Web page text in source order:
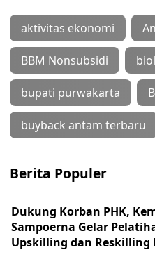
aktivitas ekonomi
BBM Nonsubsidi
bupati purwakarta
buyback antam terbaru
Berita Populer
Dukung Korban PHK,
Sampoerna Gelar
Upskilling dan Reskilling